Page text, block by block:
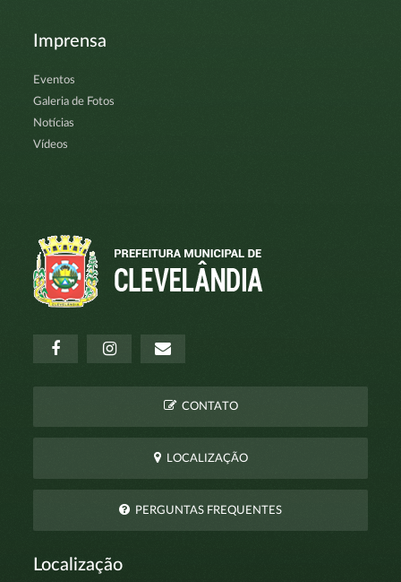
Imprensa
Eventos
Galeria de Fotos
Notícias
Vídeos
CONTATO
LOCALIZAÇÃO
PERGUNTAS FREQUENTES
Localização